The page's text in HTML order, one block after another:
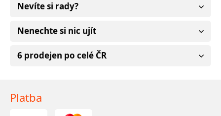
Nevíte si rady?
Nenechte si nic ujít
6 prodejen po celé ČR
Platba